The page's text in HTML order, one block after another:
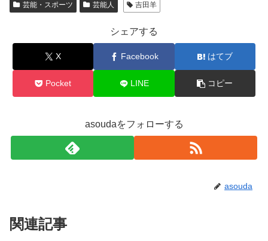
芸能・スポーツ 芸能人 吉田羊
シェアする
X Facebook はてブ
Pocket LINE コピー
asoudaをフォローする
asouda
関連記事